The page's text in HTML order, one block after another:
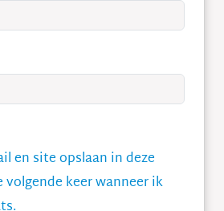
en site opslaan in deze
volgende keer wanneer ik